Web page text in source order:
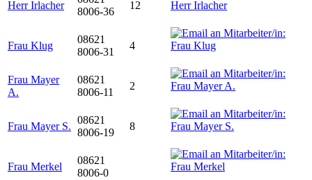
Herr Irlacher
8006-36
12
Frau Klug
08621
8006-31
4
Frau Mayer
A.
08621
8006-11
2
Frau Mayer S.
08621
8006-19
8
Frau Merkel
08621
8006-0